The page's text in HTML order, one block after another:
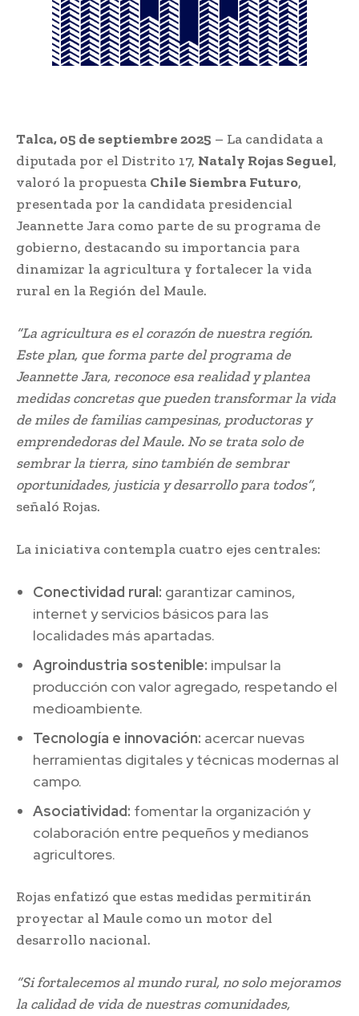
Talca, 05 de septiembre 2025 – La candidata a
diputada por el Distrito 17, Nataly Rojas Seguel,
valoró la propuesta Chile Siembra Futuro,
presentada por la candidata presidencial
Jeannette Jara como parte de su programa de
gobierno, destacando su importancia para
dinamizar la agricultura y fortalecer la vida
rural en la Región del Maule.
“La agricultura es el corazón de nuestra región.
Este plan, que forma parte del programa de
Jeannette Jara, reconoce esa realidad y plantea
medidas concretas que pueden transformar la vida
de miles de familias campesinas, productoras y
emprendedoras del Maule. No se trata solo de
sembrar la tierra, sino también de sembrar
oportunidades, justicia y desarrollo para todos”,
señaló Rojas.
La iniciativa contempla cuatro ejes centrales:
Conectividad rural: garantizar caminos,
internet y servicios básicos para las
localidades más apartadas.
Agroindustria sostenible: impulsar la
producción con valor agregado, respetando el
medioambiente.
Tecnología e innovación: acercar nuevas
herramientas digitales y técnicas modernas al
campo.
Asociatividad: fomentar la organización y
colaboración entre pequeños y medianos
agricultores.
Rojas enfatizó que estas medidas permitirán
proyectar al Maule como un motor del
desarrollo nacional.
“Si fortalecemos al mundo rural, no solo mejoramos
la calidad de vida de nuestras comunidades,